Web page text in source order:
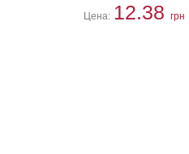
Цена: 12.38 грн